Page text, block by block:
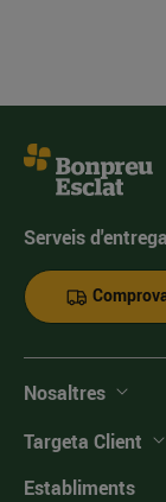
Serveis
Nosaltres
Targeta Client
Establiments